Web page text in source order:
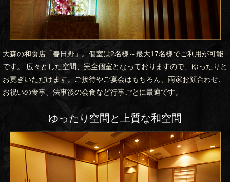
大森の和食店「春日野」。個室は2名様～最大17名様でご利用が可能
です。 広々とした空間、完全個室となっておりますので、ゆったりと
お寛ぎいただけます。ご接待やご宴会はもちろん、両家お顔合わせ、
お祝いの食事、法事後の会食など行事ごとに最適です。
ゆったり空間と上質な和空間